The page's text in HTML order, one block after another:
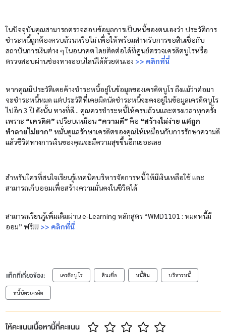
ในปัจจุบันคุณสามารถตรวจสอบข้อมูลการเป็นหนี้ของตนเองว่า ประวัติการ
ชำระหนี้ถูกต้องครบถ้วนหรือไม่ เพื่อให้พร้อมสำหรับการขอสินเชื่อกับ
สถาบันการเงินต่าง ๆ ในอนาคต โดยติดต่อได้ที่ศูนย์ตรวจเครดิตบูโรหรือ
ตรวจสอบผ่านช่องทางออนไลน์ได้ด้วยตนเอง >> คลิกที่นี่
หากคุณมีประวัติเคยค้างชำระหนี้อยู่ในข้อมูลของเครดิตบูโร ถึงแม้ว่าต่อมา
จะชำระหนี้หมด แต่ประวัติที่เคยผิดนัดชำระหนี้จะคงอยู่ในข้อมูลเครดิตบูโร
ไปอีก 3 ปี ดังนั้น ทางที่ดี... คุณควรชำระหนี้ให้ครบถ้วนและตรงเวลาทุกครั้ง
เพราะ “เครดิต” เปรียบเหมือน “ความดี” คือ “สร้างไม่ง่าย แต่ถูก
ทำลายไม่ยาก” หมั่นดูแลรักษาเครดิตของคุณให้เหมือนกับการรักษาความดี
แล้วชีวิตทางการเงินของคุณจะมีความสุขขึ้นอีกเยอะเลย
สำหรับใครที่สนใจเรียนรู้เทคนิคบริหารจัดการหนี้ ให้มีเงินเหลือใช้ และ
สามารถเก็บออมเพื่อสร้างความมั่นคงในชีวิตได้
สามารถเรียนรู้เพิ่มเติมผ่าน e-Learning หลักสูตร “WMD1101 : หมดหนี้มี
ออม” ฟรี!!! >> คลิกที่นี่
แท็กที่เกี่ยวข้อง: เครดิตบูโร สินเชื่อ หนี้สิน บริหารหนี้
หนี้บัตรเครดิต
ให้คะแนนเนื้อหานี้กี่คะแนน